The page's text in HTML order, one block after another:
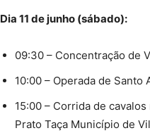
Dia 11 de junho (sábado):
09:30 – Concentração de
10:00 – Operada de Santo
15:00 – Corrida de
Prato Taça Município de